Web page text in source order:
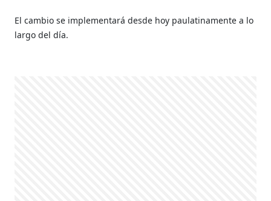
El cambio se implementará desde hoy paulatinamente a lo
largo del día.